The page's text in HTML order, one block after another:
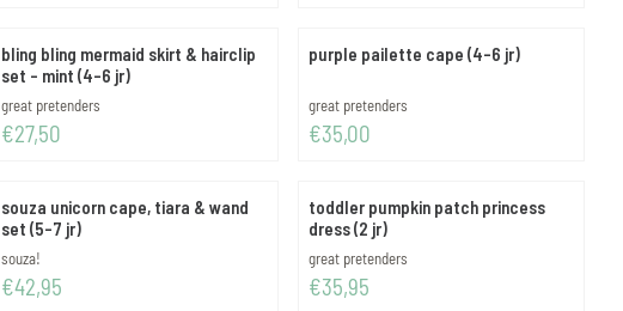
bling bling mermaid skirt & hairclip
set - mint (4-6 jr)
Merk:
great pretenders
Prijs: 27,50
€27,50
purple pailette cape (4-6 jr)
Merk:
great pretenders
Prijs: 35,00
€35,00
souza unicorn cape, tiara & wand
set (5-7 jr)
Merk:
souza!
Prijs: 42,95
€42,95
toddler pumpkin patch princess
dress (2 jr)
Merk:
great pretenders
Prijs: 35,95
€35,95